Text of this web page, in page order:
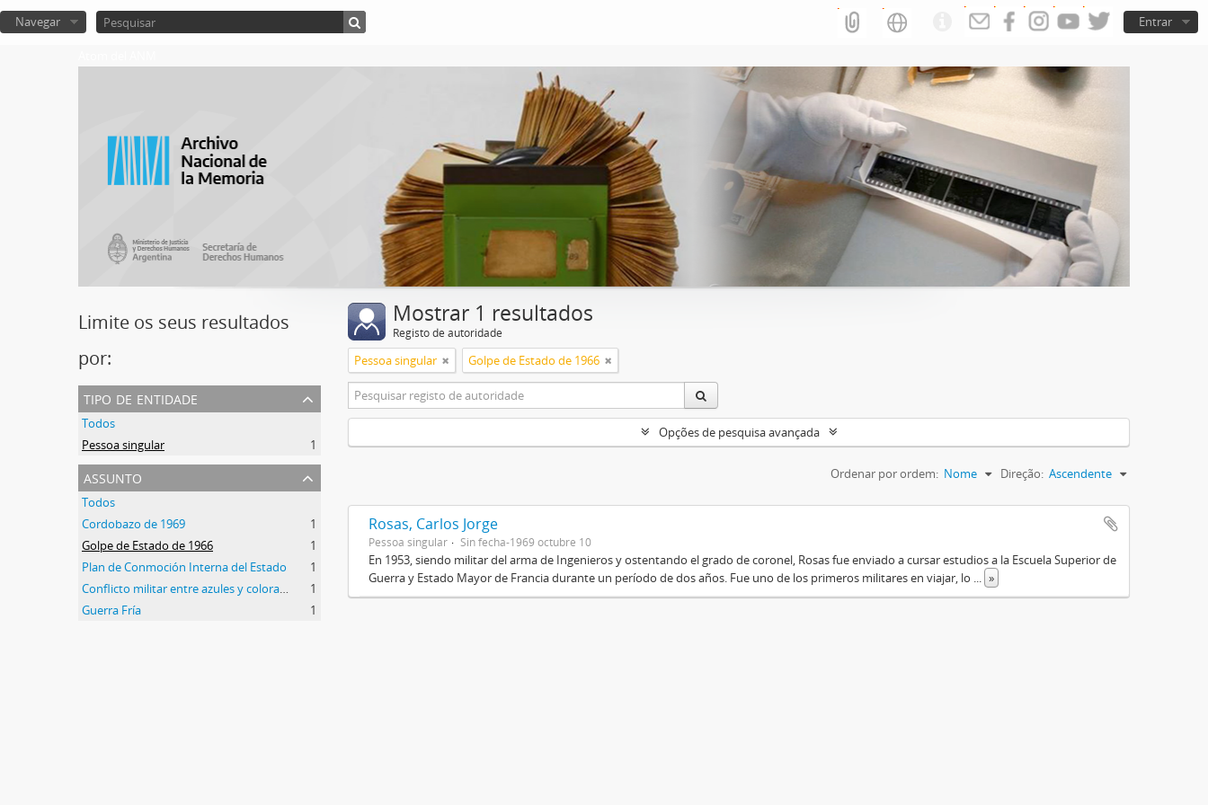
Entrar
Navegar
Limite os seus resultados
por:
tipo de entidade
Todos
Pessoa singular
1
assunto
Todos
Cordobazo de 1969
1
Golpe de Estado de 1966
1
Plan de Conmoción Interna del Estado
1
1
Guerra Fría
1
Mostrar 1 resultados
Registo de autoridade
Pessoa singular Golpe de Estado de 1966
Opções de pesquisa avançada
Ordenar por ordem: Nome Direção: Ascendente
Rosas, Carlos Jorge
Pessoa singular Sin fecha-1969 octubre 10
En 1953, siendo militar del arma de Ingenieros y ostentando el grado de coronel, Rosas fue enviado a cursar estudios a la Escuela Superior de
Guerra y Estado Mayor de Francia durante un período de dos años. Fue uno de los primeros militares en viajar, lo
»